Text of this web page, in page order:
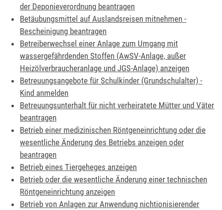
der Deponieverordnung beantragen
Betäubungsmittel auf Auslandsreisen mitnehmen -
Bescheinigung beantragen
Betreiberwechsel einer Anlage zum Umgang mit
wassergefährdenden Stoffen (AwSV-Anlage, außer
Heizölverbraucheranlage und JGS-Anlage) anzeigen
Betreuungsangebote für Schulkinder (Grundschulalter) -
Kind anmelden
Betreuungsunterhalt für nicht verheiratete Mütter und Väter
beantragen
Betrieb einer medizinischen Röntgeneinrichtung oder die
wesentliche Änderung des Betriebs anzeigen oder
beantragen
Betrieb eines Tiergeheges anzeigen
Betrieb oder die wesentliche Änderung einer technischen
Röntgeneinrichtung anzeigen
Betrieb von Anlagen zur Anwendung nichtionisierender